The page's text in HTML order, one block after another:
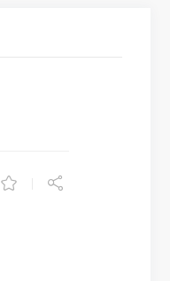
 